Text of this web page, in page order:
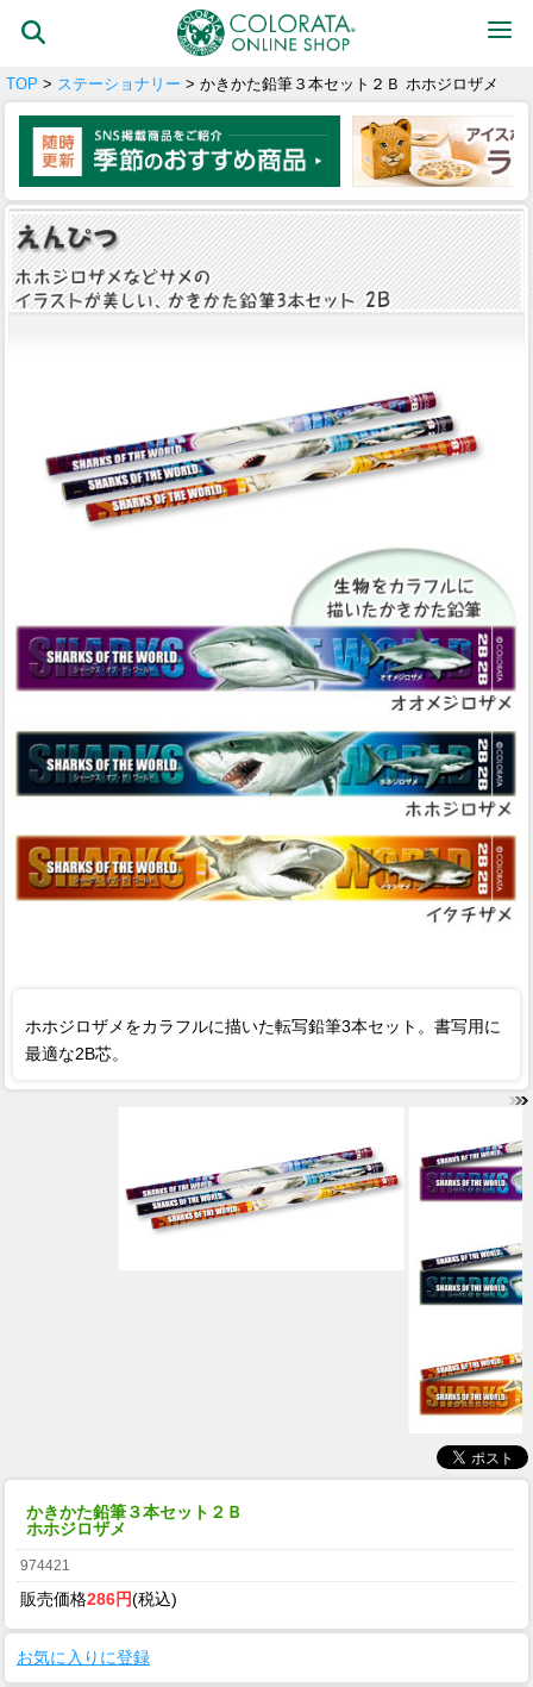
TOP > ステーショナリー > かきかた鉛筆３本セット２Ｂ ホホジロザメ
ホホジロザメをカラフルに描いた転写鉛筆3本セット。書写用に
最適な2B芯。
かきかた鉛筆３本セット２Ｂ
ホホジロザメ
974421
販売価格286円(税込)
お気に入りに登録